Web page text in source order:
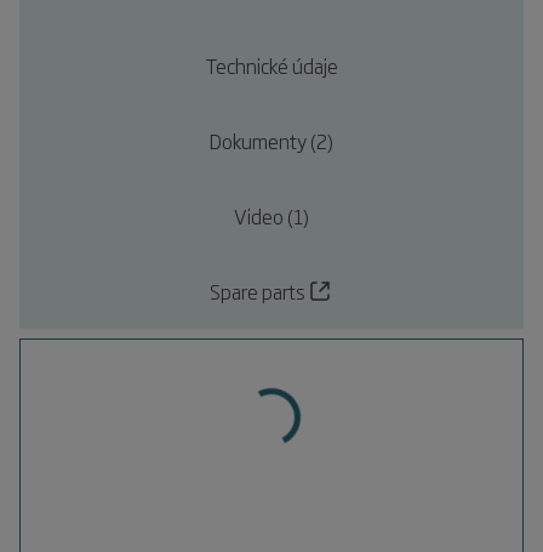
Technické údaje
Dokumenty (2)
Video (1)
Spare parts